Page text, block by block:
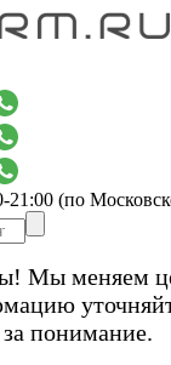
(по
Мы меняем
понимание.